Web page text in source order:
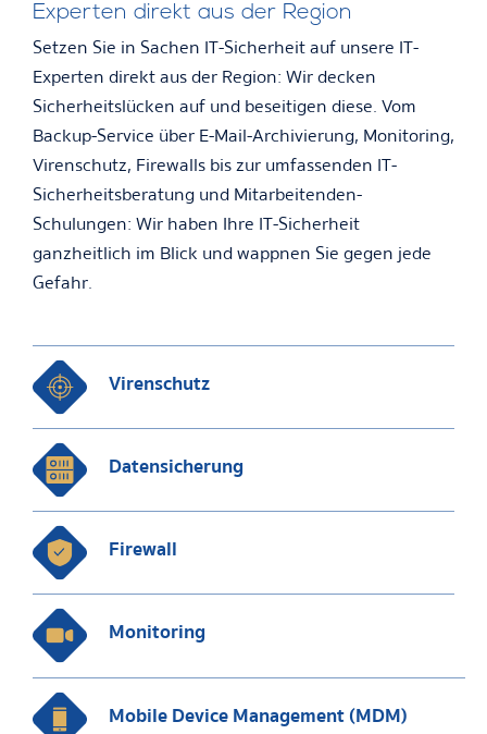
Experten direkt aus der Region
Setzen Sie in Sachen IT-Sicherheit auf unsere IT-
Experten direkt aus der Region: Wir decken
Sicherheitslücken auf und beseitigen diese. Vom
Backup-Service über E-Mail-Archivierung, Monitoring,
Virenschutz, Firewalls bis zur umfassenden IT-
Sicherheitsberatung und Mitarbeitenden-
Schulungen: Wir haben Ihre IT-Sicherheit
ganzheitlich im Blick und wappnen Sie gegen jede
Gefahr.
Virenschutz
Datensicherung
Firewall
Monitoring
Mobile Device Management (MDM)